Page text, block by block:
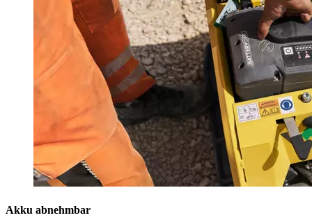
Akku abnehmbar